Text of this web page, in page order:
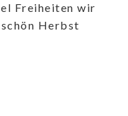
Freiheiten wir
Herbst